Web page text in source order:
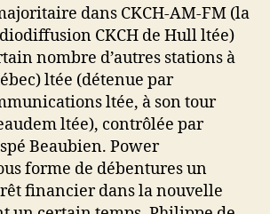
dans CKCH-AM-FM (la
CKCH de Hull ltée)
nombre d’autres stations à
ltée (détenue par
ltée, à son tour
ltée), contrôlée par
Beaubien. Power
forme de débentures un
financier dans la nouvelle